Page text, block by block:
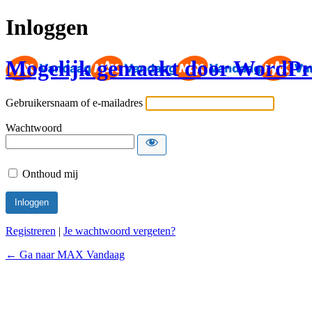
Inloggen
Mogelijk gemaakt door
Gebruikersnaam of e-mailadres
Wachtwoord
Onthoud mij
Registreren | Je wachtwoord vergeten?
← Ga naar MAX Vandaag